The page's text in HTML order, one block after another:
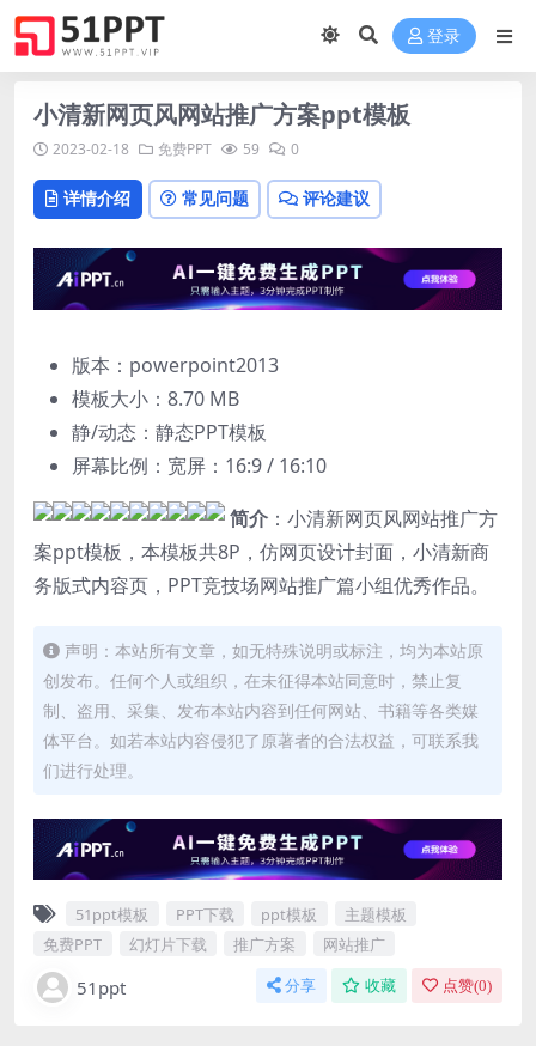
登录
小清新网页风网站推广方案ppt模板
2023-02-18 免费PPT 59 0
详情介绍 常见问题 评论建议
版本：powerpoint2013
模板大小： 8.70 MB
静/动态：静态PPT模板
屏幕比例：宽屏：16:9 / 16:10
简介 ：小清新网页风网站推广方
案ppt模板，本模板共8P，仿网页设计封面，小清新商
务版式内容页，PPT竞技场网站推广篇小组优秀作品。
声明：本站所有文章，如无特殊说明或标注，均为本站原
创发布。任何个人或组织，在未征得本站同意时，禁止复
制、盗用、采集、发布本站内容到任何网站、书籍等各类媒
体平台。如若本站内容侵犯了原著者的合法权益，可联系我
们进行处理。
51ppt模板 PPT下载 ppt模板
主题模板
免费PPT
幻灯片下载 推广方案 网站推广
51ppt 分享 收藏 点赞(0)